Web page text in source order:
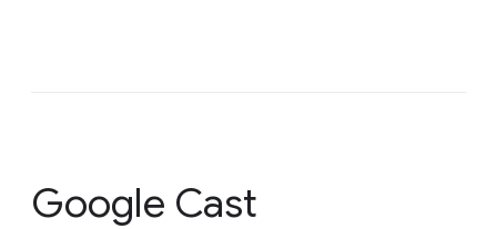
Google Cast